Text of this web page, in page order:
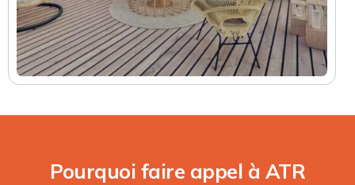
Pourquoi faire appel à ATR